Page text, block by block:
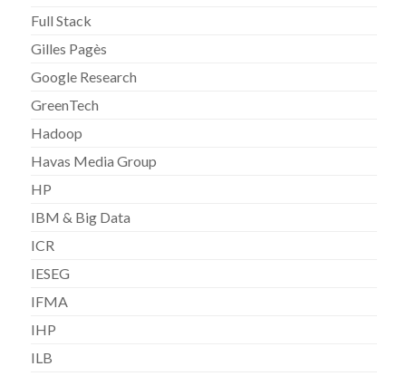
Full Stack
Gilles Pagès
Google Research
GreenTech
Hadoop
Havas Media Group
HP
IBM & Big Data
ICR
IESEG
IFMA
IHP
ILB